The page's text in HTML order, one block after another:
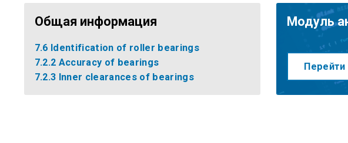
Общая информация
7.6 Identification of roller bearings
7.2.2 Accuracy of bearings
7.2.3 Inner clearances of bearings
Модуль
Перейти